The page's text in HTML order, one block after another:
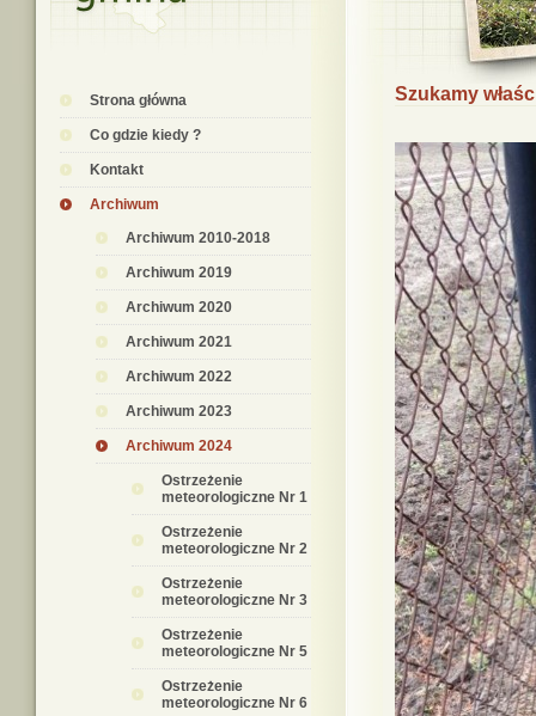
Strona główna
Co gdzie kiedy ?
Kontakt
Archiwum
Archiwum 2010-2018
Archiwum 2019
Archiwum 2020
Archiwum 2021
Archiwum 2022
Archiwum 2023
Archiwum 2024
Ostrzeżenie
meteorologiczne Nr 1
Ostrzeżenie
meteorologiczne Nr 2
Ostrzeżenie
meteorologiczne Nr 3
Ostrzeżenie
meteorologiczne Nr 5
Ostrzeżenie
meteorologiczne Nr 6
Szukamy